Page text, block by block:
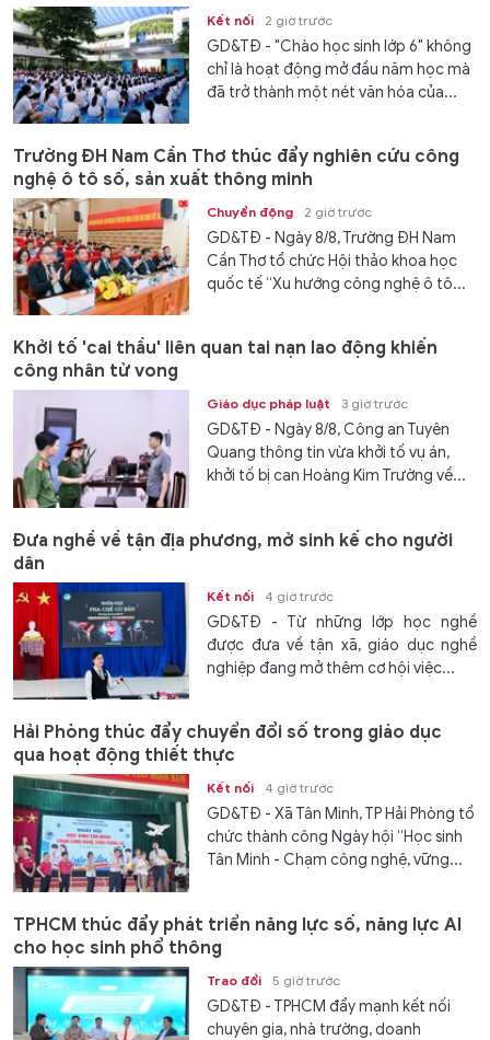
Kết nối 2 giờ trước
GD&TĐ - "Chào học sinh lớp 6" không
chỉ là hoạt động mở đầu năm học mà
đã trở thành một nét văn hóa của...
Trường ĐH Nam Cần Thơ thúc đẩy nghiên cứu công
nghệ ô tô số, sản xuất thông minh
Chuyển động 2 giờ trước
GD&TĐ - Ngày 8/8, Trường ĐH Nam
Cần Thơ tổ chức Hội thảo khoa học
quốc tế “Xu hướng công nghệ ô tô...
Khởi tố 'cai thầu' liên quan tai nạn lao động khiến
công nhân tử vong
Giáo dục pháp luật 3 giờ trước
GD&TĐ - Ngày 8/8, Công an Tuyên
Quang thông tin vừa khởi tố vụ án,
khởi tố bị can Hoàng Kim Trường về...
Đưa nghề về tận địa phương, mở sinh kế cho người
dân
Kết nối 4 giờ trước
GD&TĐ - Từ những lớp học nghề
được đưa về tận xã, giáo dục nghề
nghiệp đang mở thêm cơ hội việc...
Hải Phòng thúc đẩy chuyển đổi số trong giáo dục
qua hoạt động thiết thực
Kết nối 4 giờ trước
GD&TĐ - Xã Tân Minh, TP Hải Phòng tổ
chức thành công Ngày hội “Học sinh
Tân Minh - Chạm công nghệ, vững...
TPHCM thúc đẩy phát triển năng lực số, năng lực AI
cho học sinh phổ thông
Trao đổi 5 giờ trước
GD&TĐ - TPHCM đẩy mạnh kết nối
chuyên gia, nhà trường, doanh